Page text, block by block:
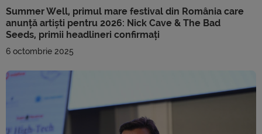
Summer Well, primul mare festival din România care
anunță artiști pentru 2026: Nick Cave & The Bad
Seeds, primii headlineri confirmați
6 octombrie 2025